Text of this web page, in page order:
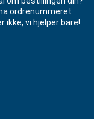
ordrenummeret
ikke, vi hjelper bare!